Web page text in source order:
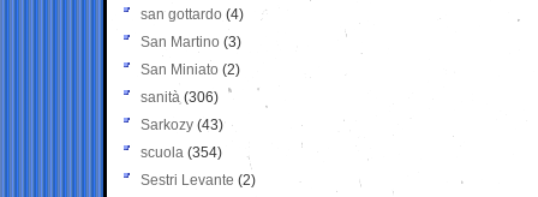
san gottardo (4)
San Martino (3)
San Miniato (2)
sanità (306)
Sarkozy (43)
scuola (354)
Sestri Levante (2)